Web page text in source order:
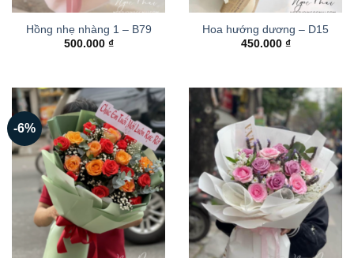
Hồng nhẹ nhàng 1 – B79
500.000 ₫
Hoa hướng dương – D15
450.000 ₫
-6%